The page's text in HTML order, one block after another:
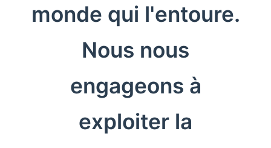
monde qui l'entoure.
Nous nous
engageons à
exploiter la